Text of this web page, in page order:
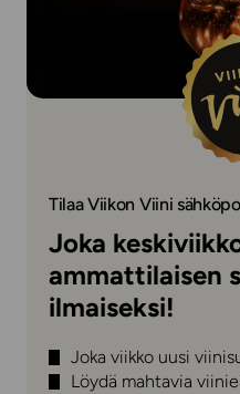
Tilaa Viikon Viini
Joka
ammattilaisen
ilmaiseksi!
Joka viikko uusi
Löydä mahtavia